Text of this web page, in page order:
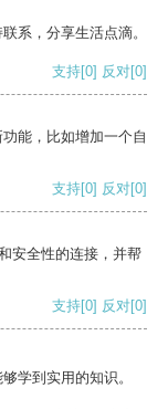
系，分享生活点滴。
支持[0] 反对[0]
能，比如增加一个自
支持[0] 反对[0]
安全性的连接，并帮
支持[0] 反对[0]
学到实用的知识。